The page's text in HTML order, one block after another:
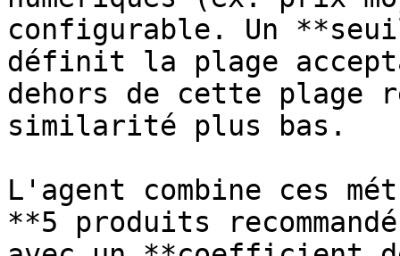
configurable. Un
définit la plage
dehors de cette plage
similarité plus bas.
L'agent combine ces
**5 produits